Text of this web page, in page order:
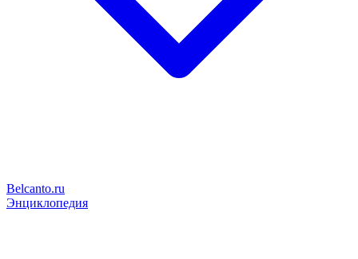
Belcanto.ru
Энциклопедия